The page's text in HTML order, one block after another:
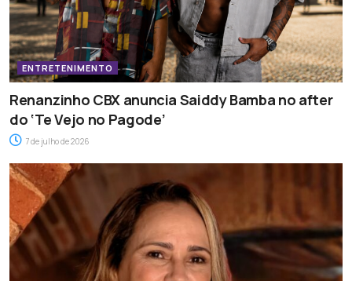
ENTRETENIMENTO
Renanzinho CBX anuncia Saiddy Bamba no after
do ‘Te Vejo no Pagode’
7 de julho de 2026